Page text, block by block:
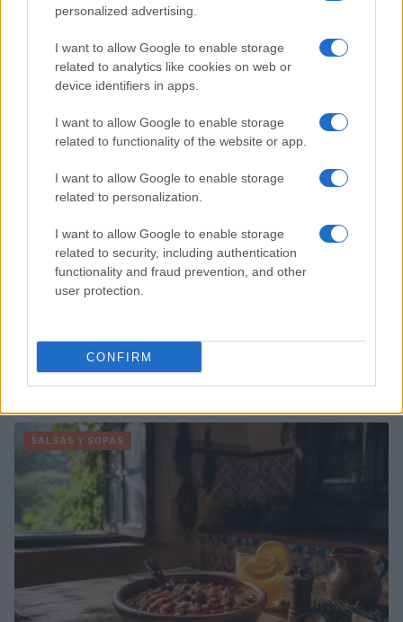
personalized advertising.
I want to allow Google to enable storage
related to analytics like cookies on web or
device identifiers in apps.
I want to allow Google to enable storage
related to functionality of the website or app.
I want to allow Google to enable storage
related to personalization.
I want to allow Google to enable storage
related to security, including authentication
functionality and fraud prevention, and other
user protection.
CONFIRM
Sigue leyendo
Cómo espesar sopas y salsas sin grumos: guía
SALSAS Y SOPAS